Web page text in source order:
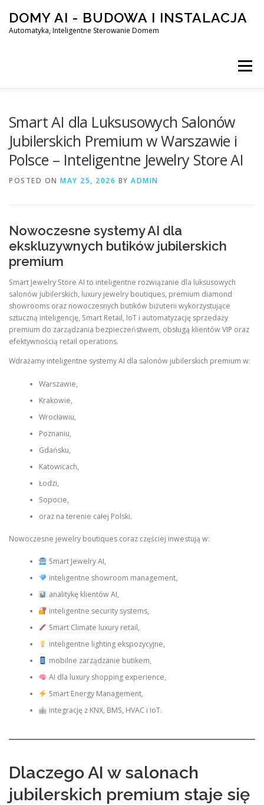
content
DOMY AI - BUDOWA I INSTALACJA
Automatyka, Inteligentne Sterowanie Domem
Menu
SMART DOM AI – AUTOMATYKA, INTELIGENTNE
Smart AI dla Luksusowych Salonów
Jubilerskich Premium w Warszawie i
Polsce – Inteligentne Jewelry Store AI
POSTED ON MAY 25, 2026 BY ADMIN
Nowoczesne systemy AI dla
ekskluzywnych butików jubilerskich
premium
Smart Jewelry Store AI to inteligentne rozwiązanie dla luksusowych
salonów jubilerskich, luxury jewelry boutiques, premium diamond
showrooms oraz nowoczesnych butików biżuterii wykorzystujące
sztuczną inteligencję, Smart Retail, IoT i automatyzację sprzedaży
premium do zarządzania bezpieczeństwem, obsługą klientów VIP oraz
efektywnością retail operations.
Wdrażamy inteligentne systemy AI dla salonów jubilerskich premium w:
Warszawie,
Krakowie,
Wrocławiu,
Poznaniu,
Gdańsku,
Katowicach,
Łodzi,
Sopocie,
oraz na terenie całej Polski.
Nowoczesne jewelry boutiques coraz częściej inwestują w:
Smart Jewelry AI,
inteligentne showroom management,
analitykę klientów AI,
inteligentne security systems,
Smart Climate luxury retail,
inteligentne lighting ekspozycyjne,
mobilne zarządzanie butikem,
AI dla luxury shopping experience,
Smart Energy Management,
integrację z KNX, BMS, HVAC i IoT.
Dlaczego AI w salonach
jubilerskich premium staje się